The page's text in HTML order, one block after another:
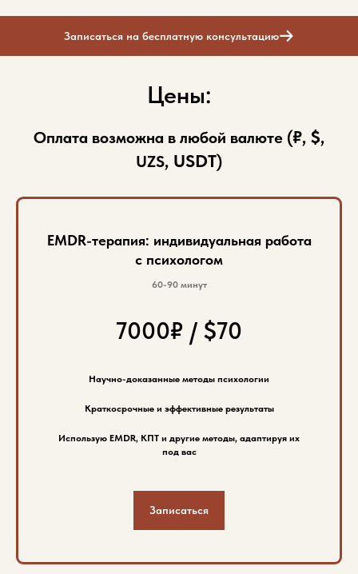
Записаться на бесплатную консультацию
Цены:
Оплата возможна в любой валюте (₽, $,
UZS, USDT)
EMDR-терапия: индивидуальная работа
с психологом
60-90 минут
7000₽ / $70
Научно-доказанные методы психологии
Краткосрочные и эффективные результаты
Использую EMDR, КПТ и другие методы, адаптируя их
под вас
Записаться